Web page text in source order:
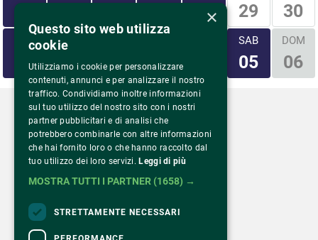
24 28 29 30
LUN
31
MAR
01 02 03
SAB
05
DOM
06
Via Monte Rosa 81
Tel.02 43 822 379
×
Questo sito web utilizza
cookie
Utilizziamo i cookie per personalizzare
contenuti, annunci e per analizzare il nostro
traffico. Condividiamo inoltre informazioni
sul tuo utilizzo del nostro sito con i nostri
partner pubblicitari e di analisi che
potrebbero combinarle con altre informazioni
che hai fornito loro o che hanno raccolto dal
tuo utilizzo dei loro servizi. Leggi di più
MOSTRA TUTTI I PARTNER (1658) →
STRETTAMENTE NECESSARI